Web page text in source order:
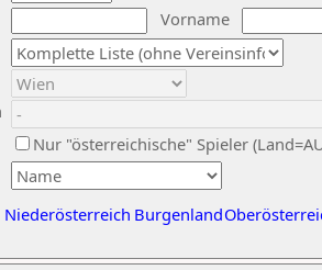
Vorname
Nur "österreichische" Spieler
Niederösterreich Burgenland